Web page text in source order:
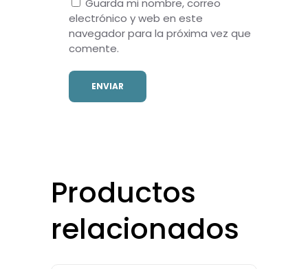
Guarda mi nombre, correo
electrónico y web en este
navegador para la próxima vez que
comente.
Productos
relacionados